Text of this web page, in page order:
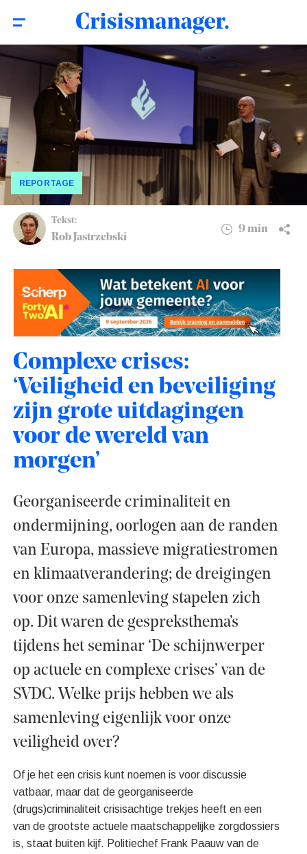
zijn grote uitdagingen voor de wereld van
REPORTAGE
Tekst:
Rob Jastrzebski
9 min
Complexe crises:
‘Veiligheid en beveiliging
zijn grote uitdagingen
voor de wereld van
morgen’
Georganiseerde criminaliteit en
ondermijning, oorlogen aan de randen
van Europa, massieve migratiestromen
en klimaatverandering; de dreigingen
voor onze samenleving stapelen zich
op. Dit waren de gespreksthema’s
tijdens het seminar ‘De schijnwerper
op actuele en complexe crises’ van de
SVDC. Welke prijs hebben we als
samenleving eigenlijk voor onze
veiligheid over?
Of je het een crisis kunt noemen is voor discussie
vatbaar, maar dat de georganiseerde
(drugs)criminaliteit crisisachtige trekjes heeft en een
van de grootste actuele maatschappelijke zorgdossiers
is, staat buiten kijf. Politiechef Frank Paauw van de